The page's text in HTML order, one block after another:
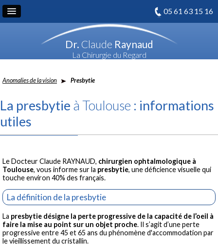
05 61 63 15 16
Dr. Claude Raynaud
La Chirurgie du Regard
Anomalies de la vision Presbytie
La presbytie à Toulouse : informations
utiles
Le Docteur Claude RAYNAUD, chirurgien ophtalmologique à
Toulouse, vous informe sur la presbytie, une déficience visuelle qui
touche environ 40% des français.
La définition de la presbytie
La presbytie désigne la perte progressive de la capacité de l’oeil à
faire la mise au point sur un objet proche. Il s’agit d’une perte
progressive entre 45 et 65 ans du phénomène d'accommodation par
le vieillissement du cristallin.